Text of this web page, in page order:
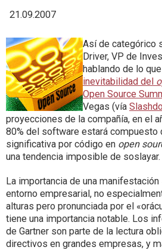
21.09.2007
Así de categórico
Driver, VP de
hablando de lo
inevitabilidad del
Open Source
Vegas (vía
proyecciones de la compañía, en el
80% del software estará compuesto
significativa por código en open
una tendencia imposible de soslayar.
La importancia de una
entorno empresarial, no
alturas pero pronunciada por el
tiene una importancia notable. Los
de Gartner son parte de la lectura
directivos en grandes empresas, y